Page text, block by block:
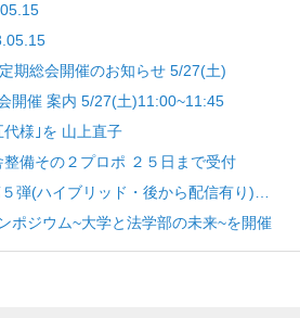
期総会開催のお知らせ 5/27(土)
開催 案内 5/27(土)11:00~11:45
様｣を 山上直子
備その２プロポ ２５日まで受付
弾(ハイブリッド・後から配信有り)…
ポジウム~大学と法学部の未来~を開催